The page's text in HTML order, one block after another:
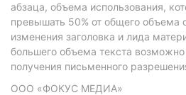
абзаца, объема использования,
превышать 50% от общего объема
изменения заголовка и лида
большего объема текста
получения письменного
ООО «ФОКУС МЕДИА»